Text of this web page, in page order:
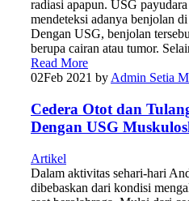
radiasi apapun. USG
mendeteksi adanya benjolan
Dengan USG, benjolan
berupa cairan atau tumor.
Read More
02Feb 2021 by Admin Setia
Cedera Otot dan
Dengan USG
Artikel
Dalam aktivitas sehari-hari
dibebaskan dari kondisi